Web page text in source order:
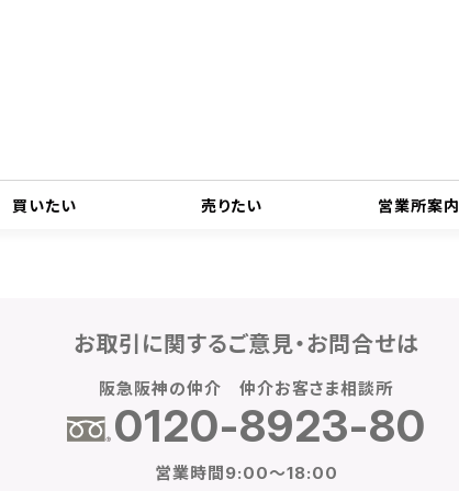
買いたい 売りたい 営業所案内
各種お問合せのご案内
お取引に関するご意見・お問合せは
阪急阪神の仲介 仲介お客さま相談所
0120-8923-80
営業時間9:00～18:00